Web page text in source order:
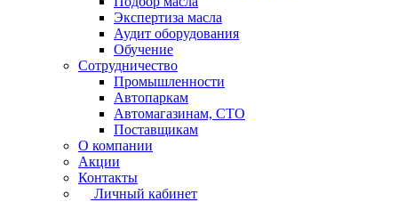
Экспертиза масла
Аудит оборудования
Обучение
Сотрудничество
Промышленности
Автопаркам
Автомагазинам, СТО
Поставщикам
О компании
Акции
Контакты
Личный кабинет